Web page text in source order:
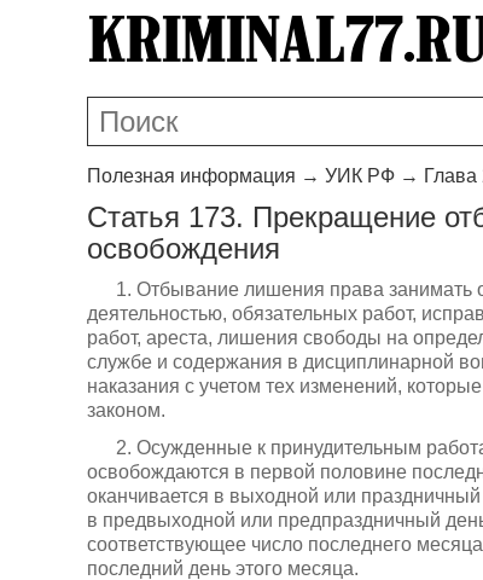
Полезная информация → УИК РФ →
Статья 173. Прекращение
освобождения
1. Отбывание лишения права занимать
деятельностью, обязательных работ,
работ, ареста, лишения свободы на
службе и содержания в дисциплинарной
наказания с учетом тех изменений,
законом.
2. Осужденные к принудительным
освобождаются в первой половине
оканчивается в выходной или
в предвыходной или предпраздничный
соответствующее число последнего
последний день этого месяца.